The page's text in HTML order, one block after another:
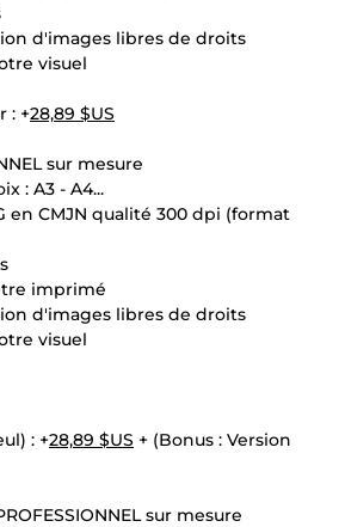
d'images libres de droits
visuel
: +28,89 $US
sur mesure
: A3 - A4...
en CMJN qualité 300 dpi (format
imprimé
d'images libres de droits
visuel
: +28,89 $US + (Bonus : Version
sur mesure